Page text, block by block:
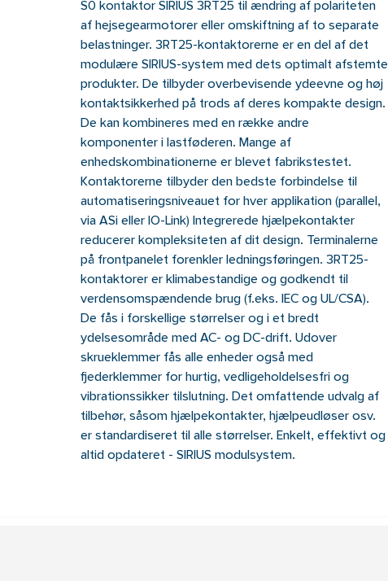
S0 kontaktor SIRIUS 3RT25 til ændring af polariteten
af ​​hejsegearmotorer eller omskiftning af to separate
belastninger. 3RT25-kontaktorerne er en del af det
modulære SIRIUS-system med dets optimalt afstemte
produkter. De tilbyder overbevisende ydeevne og høj
kontaktsikkerhed på trods af deres kompakte design.
De kan kombineres med en række andre
komponenter i lastføderen. Mange af
enhedskombinationerne er blevet fabrikstestet.
Kontaktorerne tilbyder den bedste forbindelse til
automatiseringsniveauet for hver applikation (parallel,
via ASi eller IO-Link) Integrerede hjælpekontakter
reducerer kompleksiteten af ​​dit design. Terminalerne
på frontpanelet forenkler ledningsføringen. 3RT25-
kontaktorer er klimabestandige og godkendt til
verdensomspændende brug (f.eks. IEC og UL/CSA).
De fås i forskellige størrelser og i et bredt
ydelsesområde med AC- og DC-drift. Udover
skrueklemmer fås alle enheder også med
fjederklemmer for hurtig, vedligeholdelsesfri og
vibrationssikker tilslutning. Det omfattende udvalg af
tilbehør, såsom hjælpekontakter, hjælpeudløser osv.
er standardiseret til alle størrelser. Enkelt, effektivt og
altid opdateret - SIRIUS modulsystem.